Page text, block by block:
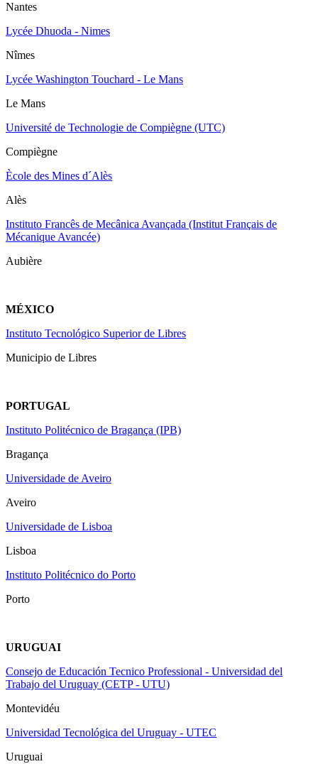
Nantes
Lycée Dhuoda - Nimes
Nîmes
Lycée Washington Touchard - Le Mans
Le Mans
Université de Technologie de Compiègne (UTC)
Compiègne
Ècole des Mines d´Alès
Alès
Instituto Francês de Mecânica Avançada (Institut Français de
Mécanique Avancée)
Aubière
MÉXICO
Instituto Tecnológico Superior de Libres
Municipio de Libres
PORTUGAL
Instituto Politécnico de Bragança (IPB)
Bragança
Universidade de Aveiro
Aveiro
Universidade de Lisboa
Lisboa
Instituto Politécnico do Porto
Porto
URUGUAI
Consejo de Educación Tecnico Professional - Universidad del
Trabajo del Uruguay (CETP - UTU)
Montevidéu
Universidad Tecnológica del Uruguay - UTEC
Uruguai